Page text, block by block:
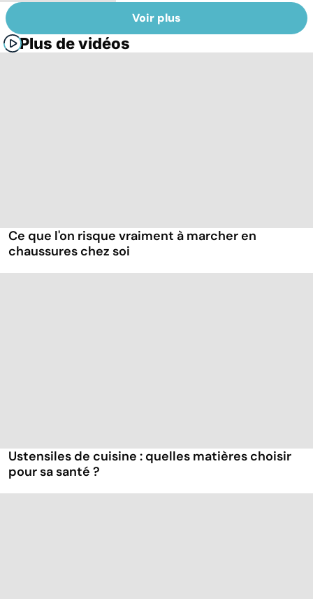
Voir plus
Plus de vidéos
Ce que l'on risque vraiment à marcher en
chaussures chez soi
Ustensiles de cuisine : quelles matières choisir
pour sa santé ?